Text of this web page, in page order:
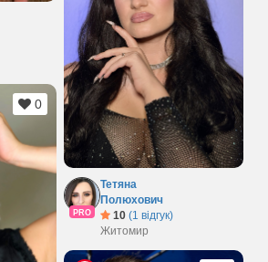
PRO
Тетяна
Полюхович
10 (1 відгук)
Житомир
0